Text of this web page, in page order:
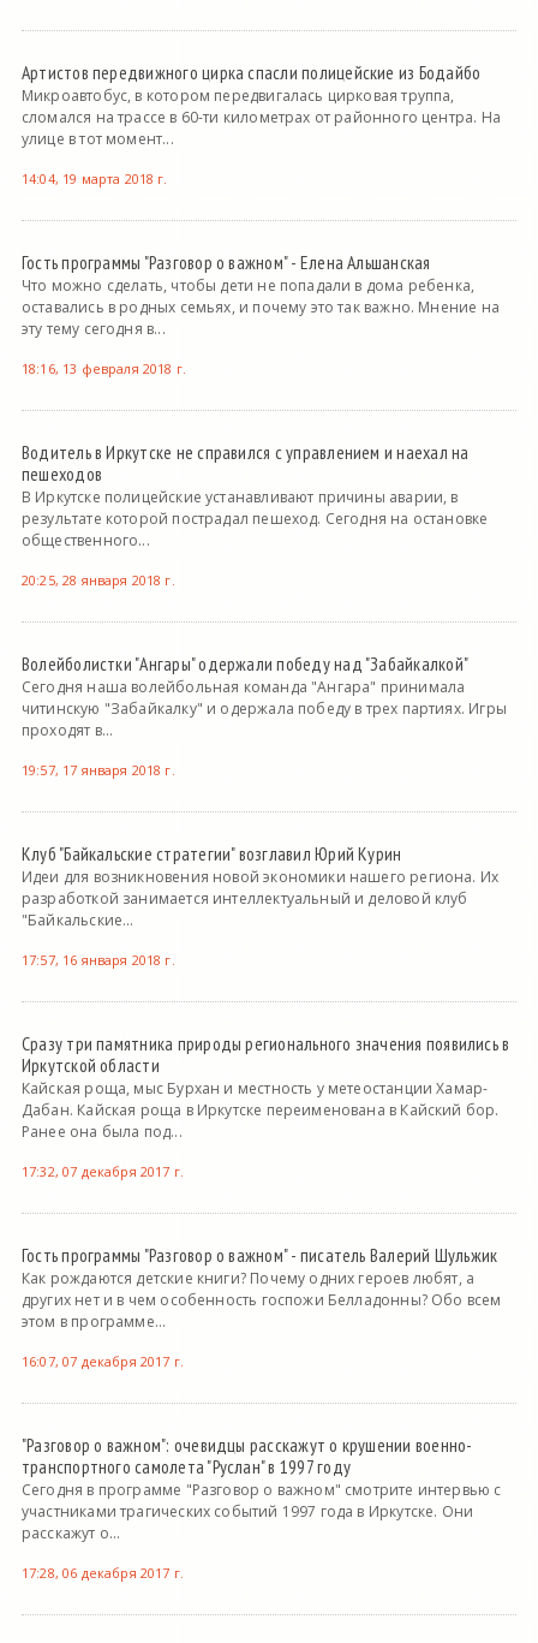
Артистов передвижного цирка спасли полицейские из Бодайбо
Микроавтобус, в котором передвигалась цирковая труппа,
сломался на трассе в 60-ти километрах от районного центра. На
улице в тот момент...
14:04, 19 марта 2018 г.
Гость программы "Разговор о важном" - Елена Альшанская
Что можно сделать, чтобы дети не попадали в дома ребенка,
оставались в родных семьях, и почему это так важно. Мнение на
эту тему сегодня в...
18:16, 13 февраля 2018 г.
Водитель в Иркутске не справился с управлением и наехал на
пешеходов
В Иркутске полицейские устанавливают причины аварии, в
результате которой пострадал пешеход. Сегодня на остановке
общественного...
20:25, 28 января 2018 г.
Волейболистки "Ангары" одержали победу над "Забайкалкой"
Сегодня наша волейбольная команда "Ангара" принимала
читинскую "Забайкалку" и одержала победу в трех партиях. Игры
проходят в...
19:57, 17 января 2018 г.
Клуб "Байкальские стратегии" возглавил Юрий Курин
Идеи для возникновения новой экономики нашего региона. Их
разработкой занимается интеллектуальный и деловой клуб
"Байкальские...
17:57, 16 января 2018 г.
Сразу три памятника природы регионального значения появились в
Иркутской области
Кайская роща, мыс Бурхан и местность у метеостанции Хамар-
Дабан. Кайская роща в Иркутске переименована в Кайский бор.
Ранее она была под...
17:32, 07 декабря 2017 г.
Гость программы "Разговор о важном" - писатель Валерий Шульжик
Как рождаются детские книги? Почему одних героев любят, а
других нет и в чем особенность госпожи Белладонны? Обо всем
этом в программе...
16:07, 07 декабря 2017 г.
"Разговор о важном": очевидцы расскажут о крушении военно-
транспортного самолета "Руслан" в 1997 году
Сегодня в программе "Разговор о важном" смотрите интервью с
участниками трагических событий 1997 года в Иркутске. Они
расскажут о...
17:28, 06 декабря 2017 г.